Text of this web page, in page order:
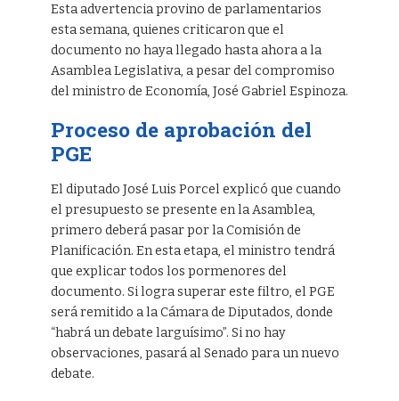
Esta advertencia provino de parlamentarios
esta semana, quienes criticaron que el
documento no haya llegado hasta ahora a la
Asamblea Legislativa, a pesar del compromiso
del ministro de Economía, José Gabriel Espinoza.
Proceso de aprobación del
PGE
El diputado José Luis Porcel explicó que cuando
el presupuesto se presente en la Asamblea,
primero deberá pasar por la Comisión de
Planificación. En esta etapa, el ministro tendrá
que explicar todos los pormenores del
documento. Si logra superar este filtro, el PGE
será remitido a la Cámara de Diputados, donde
“habrá un debate larguísimo”. Si no hay
observaciones, pasará al Senado para un nuevo
debate.